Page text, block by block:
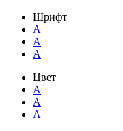
Шрифт
A
A
A
Цвет
A
A
A